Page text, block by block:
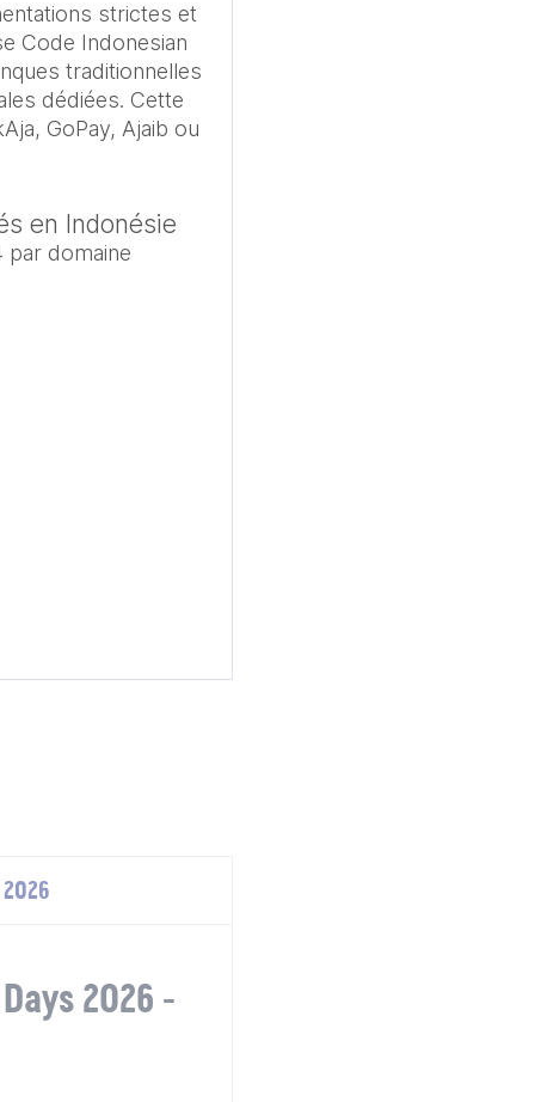
strictes et
Code Indonesian
traditionnelles
dédiées. Cette
GoPay, Ajaib ou
en Indonésie
par domaine
2026 -